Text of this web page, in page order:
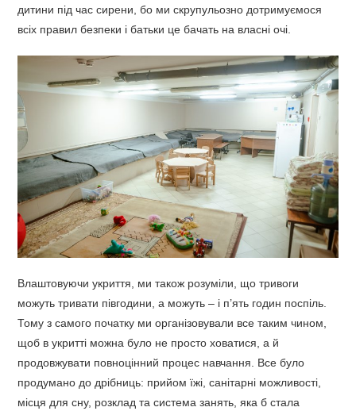
дитини під час сирени, бо ми скрупульозно дотримуємося
всіх правил безпеки і батьки це бачать на власні очі.
Влаштовуючи укриття, ми також розуміли, що тривоги
можуть тривати півгодини, а можуть – і п’ять годин поспіль.
Тому з самого початку ми організовували все таким чином,
щоб в укритті можна було не просто ховатися, а й
продовжувати повноцінний процес навчання. Все було
продумано до дрібниць: прийом їжі, санітарні можливості,
місця для сну, розклад та система занять, яка б стала